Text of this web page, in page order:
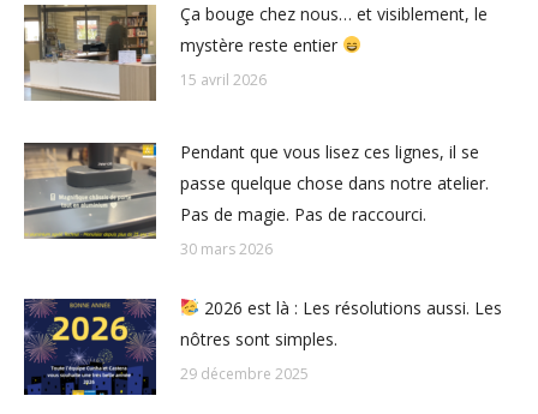
Ça bouge chez nous… et visiblement, le
mystère reste entier
15 avril 2026
Pendant que vous lisez ces lignes, il se
passe quelque chose dans notre atelier.
Pas de magie. Pas de raccourci.
30 mars 2026
2026 est là : Les résolutions aussi. Les
nôtres sont simples.
29 décembre 2025